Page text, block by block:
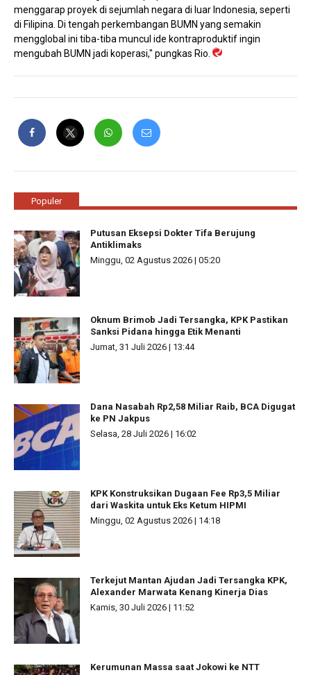
menggarap proyek di sejumlah negara di luar Indonesia, seperti
di Filipina. Di tengah perkembangan BUMN yang semakin
mengglobal ini tiba-tiba muncul ide kontraproduktif ingin
mengubah BUMN jadi koperasi," pungkas Rio.
Populer
Putusan Eksepsi Dokter Tifa Berujung
Antiklimaks
Minggu, 02 Agustus 2026 | 05:20
Oknum Brimob Jadi Tersangka, KPK Pastikan
Sanksi Pidana hingga Etik Menanti
Jumat, 31 Juli 2026 | 13:44
Dana Nasabah Rp2,58 Miliar Raib, BCA Digugat
ke PN Jakpus
Selasa, 28 Juli 2026 | 16:02
KPK Konstruksikan Dugaan Fee Rp3,5 Miliar
dari Waskita untuk Eks Ketum HIPMI
Minggu, 02 Agustus 2026 | 14:18
Terkejut Mantan Ajudan Jadi Tersangka KPK,
Alexander Marwata Kenang Kinerja Dias
Kamis, 30 Juli 2026 | 11:52
Kerumunan Massa saat Jokowi ke NTT